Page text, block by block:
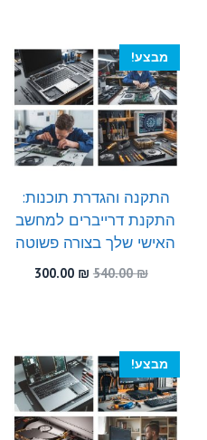
550.00 ₪.
₪.
מבצע!
התקנה והגדרת תוכנות:
התקנת דרייברים למחשב
האישי שלך בצורה פשוטה
540.00₪
המחיר
300.00 ₪
מבצע!